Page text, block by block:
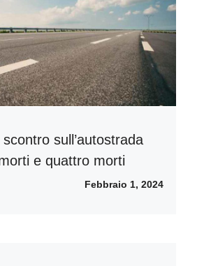
sull’autostrada
e quattro morti
Febbraio 1, 2024